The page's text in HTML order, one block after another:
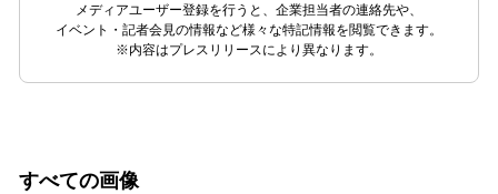
メディアユーザー登録を行うと、企業担当者の連絡先や、
イベント・記者会見の情報など様々な特記情報を閲覧できます。
※内容はプレスリリースにより異なります。
すべての画像